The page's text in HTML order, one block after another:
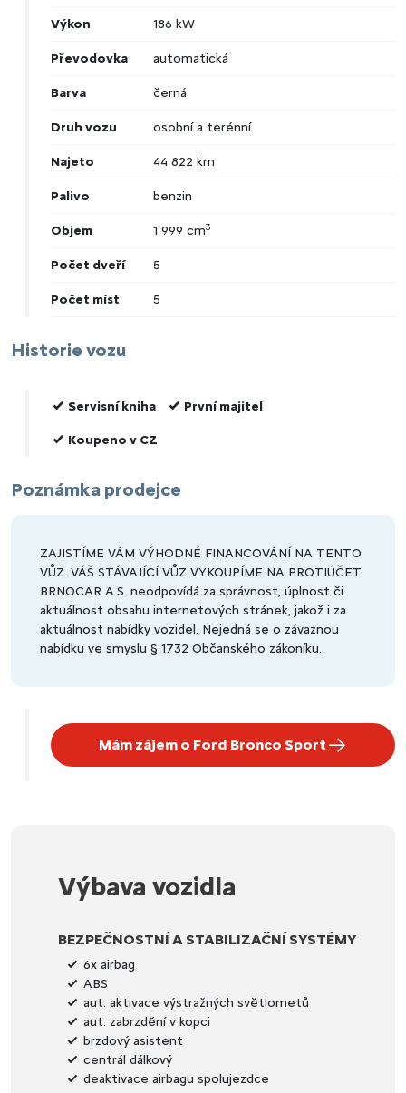
Výbava vozidla
BEZPEČNOSTNÍ A STABILIZAČNÍ SYSTÉMY
6x airbag
ABS
aut. aktivace výstražných světlometů
aut. zabrzdění v kopci
brzdový asistent
centrál dálkový
deaktivace airbagu spolujezdce
Výkon 186 kW
Převodovka automatická
Barva černá
Druh vozu osobní a terénní
Najeto 44 822 km
Palivo benzin
Objem 1 999 cm3
Počet dveří 5
Počet míst 5
Historie vozu
Servisní kniha První majitel
Koupeno v CZ
Poznámka prodejce
ZAJISTÍME VÁM VÝHODNÉ FINANCOVÁNÍ NA TENTO
VŮZ. VÁŠ STÁVAJÍCÍ VŮZ VYKOUPÍME NA PROTIÚČET.
BRNOCAR A.S. neodpovídá za správnost, úplnost či
aktuálnost obsahu internetových stránek, jakož i za
aktuálnost nabídky vozidel. Nejedná se o závaznou
nabídku ve smyslu § 1732 Občanského zákoníku.
Mám zájem o Ford Bronco Sport